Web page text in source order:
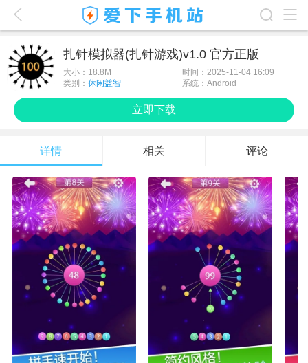
应用排行榜
最新游戏
最新应用
手机使用
游戏攻略
扎针模拟器(扎针游戏)v1.0 官方正版
大小： 18.8M
时间：2025-11-04 16:09
类别： 休闲益智 系统：Android
立即下载
详情 相关 评论